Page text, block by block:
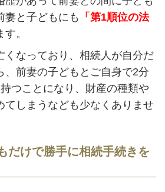
妻と子どもにも
「第1順位の法
。
くなっており、相続人が自分だ
、前妻の子どもとご自身で2分
つことになり、財産の種類や
てしまうなども少なくありませ
だけで勝手に相続手続きを